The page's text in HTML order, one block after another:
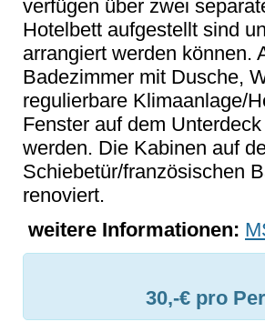
verfügen über zwei
Hotelbett aufgestellt sind
arrangiert werden können.
Badezimmer mit Dusche,
regulierbare Klimaanlage/
Fenster auf dem
werden. Die Kabinen auf
Schiebetür/französischen
renoviert.
weitere Informationen:
30,-€ pro